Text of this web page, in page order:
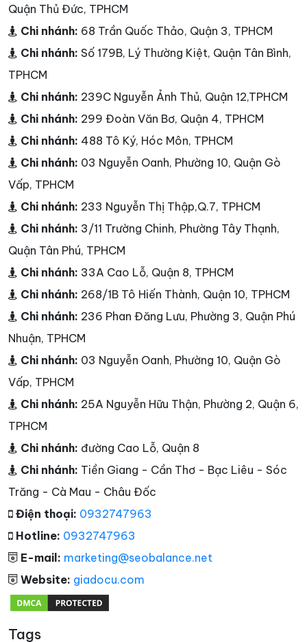
Quận Thủ Đức, TPHCM
Chi nhánh: 68 Trần Quốc Thảo, Quận 3, TPHCM
Chi nhánh: Số 179B, Lý Thường Kiệt, Quận Tân Bình,
TPHCM
Chi nhánh: 239C Nguyễn Ảnh Thủ, Quận 12,TPHCM
Chi nhánh: 299 Đoàn Văn Bơ, Quận 4, TPHCM
Chi nhánh: 488 Tô Ký, Hóc Môn, TPHCM
Chi nhánh: 03 Nguyễn Oanh, Phường 10, Quận Gò
Vấp, TPHCM
Chi nhánh: 233 Nguyễn Thị Thập,Q.7, TPHCM
Chi nhánh: 3/11 Trường Chinh, Phường Tây Thạnh,
Quận Tân Phú, TPHCM
Chi nhánh: 33A Cao Lỗ, Quận 8, TPHCM
Chi nhánh: 268/1B Tô Hiến Thành, Quận 10, TPHCM
Chi nhánh: 236 Phan Đăng Lưu, Phường 3, Quận Phú
Nhuận, TPHCM
Chi nhánh: 03 Nguyễn Oanh, Phường 10, Quận Gò
Vấp, TPHCM
Chi nhánh: 25A Nguyễn Hữu Thận, Phường 2, Quận 6,
TPHCM
Chi nhánh: đường Cao Lỗ, Quận 8
Chi nhánh: Tiền Giang - Cần Thơ - Bạc Liêu - Sóc
Trăng - Cà Mau - Châu Đốc
Điện thoại: 0932747963
Hotline: 0932747963
E-mail: marketing@seobalance.net
Website: giadocu.com
Tags